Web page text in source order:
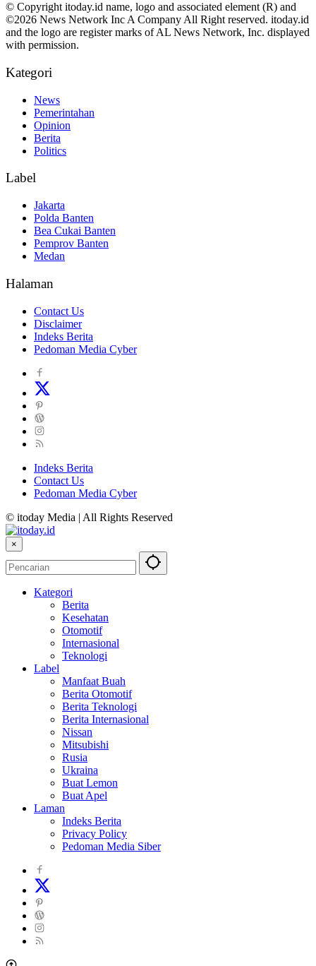
© Copyright itoday.id name, logo and associated element (R) and
©2026 News Network Inc A Company All Right reserved. itoday.id
and the logo are register marks of AL News Network, Inc. displayed
with permission.
Kategori
News
Pemerintahan
Opinion
Berita
Politics
Label
Jakarta
Polda Banten
Bea Cukai Banten
Pemprov Banten
Medan
Halaman
Contact Us
Disclaimer
Indeks Berita
Pedoman Media Cyber
Indeks Berita
Contact Us
Pedoman Media Cyber
© itoday Media | All Rights Reserved
×
Kategori
Berita
Kesehatan
Otomotif
Internasional
Teknologi
Label
Manfaat Buah
Berita Otomotif
Berita Teknologi
Berita Internasional
Nissan
Mitsubishi
Rusia
Ukraina
Buat Lemon
Buat Apel
Laman
Indeks Berita
Privacy Policy
Pedoman Media Siber